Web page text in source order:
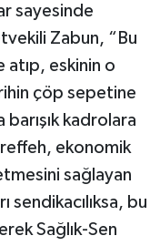
sayesinde
Zabun, “Bu
atıp, eskinin o
çöp sepetine
kadrolara
ekonomik
sağlayan
bu
Sağlık-Sen